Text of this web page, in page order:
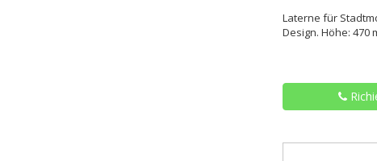
Laterne für
Design. Höhe: 470